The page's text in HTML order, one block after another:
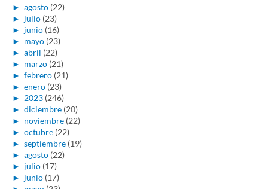
► agosto (22)
► julio (23)
► junio (16)
► mayo (23)
► abril (22)
► marzo (21)
► febrero (21)
► enero (23)
► 2023 (246)
► diciembre (20)
► noviembre (22)
► octubre (22)
► septiembre (19)
► agosto (22)
► julio (17)
► junio (17)